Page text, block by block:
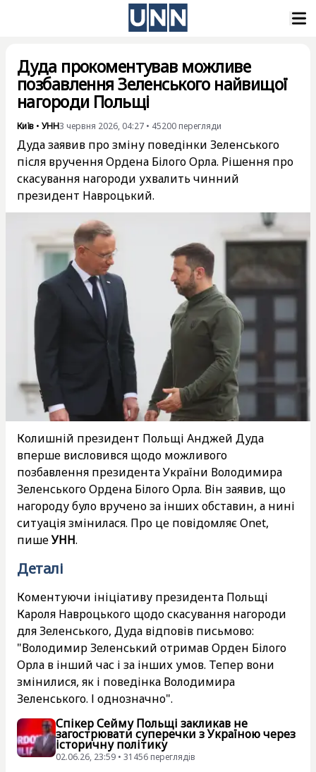
Дуда прокоментував можливе
позбавлення Зеленського найвищої
нагороди Польщі
Київ • УНН3 червня 2026, 04:27 • 45200 перегляди
Дуда заявив про зміну поведінки Зеленського
після вручення Ордена Білого Орла. Рішення про
скасування нагороди ухвалить чинний
президент Навроцький.
Колишній президент Польщі Анджей Дуда
вперше висловився щодо можливого
позбавлення президента України Володимира
Зеленського Ордена Білого Орла. Він заявив, що
нагороду було вручено за інших обставин, а нині
ситуація змінилася. Про це повідомляє Onet,
пишеУНН.
Деталі
Коментуючи ініціативу президента Польщі
Кароля Навроцького щодо скасування нагороди
для Зеленського, Дуда відповів письмово:
"Володимир Зеленський отримав Орден Білого
Орла в інший час і за інших умов. Тепер вони
змінилися, як і поведінка Володимира
Зеленського. І однозначно".
Спікер Сейму Польщі закликав не
загострювати суперечки з Україною через
історичну політику
02.06.26, 23:59 • 31456 переглядiв